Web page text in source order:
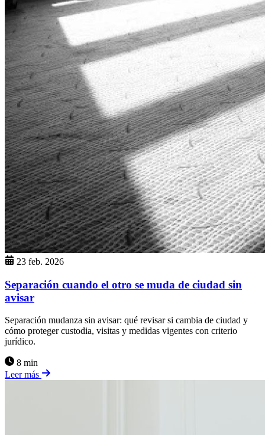
23 feb. 2026
Separación cuando el otro se muda de ciudad sin
avisar
Separación mudanza sin avisar: qué revisar si cambia de ciudad y
cómo proteger custodia, visitas y medidas vigentes con criterio
jurídico.
8 min
Leer más